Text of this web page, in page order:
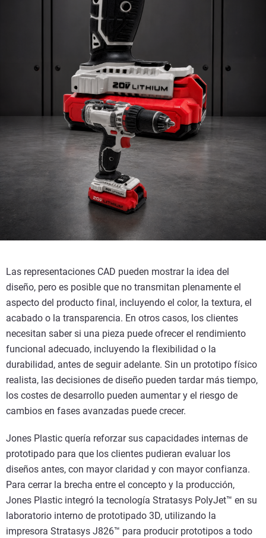
Las representaciones CAD pueden mostrar la idea del
diseño, pero es posible que no transmitan plenamente el
aspecto del producto final, incluyendo el color, la textura, el
acabado o la transparencia. En otros casos, los clientes
necesitan saber si una pieza puede ofrecer el rendimiento
funcional adecuado, incluyendo la flexibilidad o la
durabilidad, antes de seguir adelante. Sin un prototipo físico
realista, las decisiones de diseño pueden tardar más tiempo,
los costes de desarrollo pueden aumentar y el riesgo de
cambios en fases avanzadas puede crecer.
Jones Plastic quería reforzar sus capacidades internas de
prototipado para que los clientes pudieran evaluar los
diseños antes, con mayor claridad y con mayor confianza.
Para cerrar la brecha entre el concepto y la producción,
Jones Plastic integró la tecnología Stratasys PolyJet™ en su
laboratorio interno de prototipado 3D, utilizando la
impresora Stratasys J826™ para producir prototipos a todo